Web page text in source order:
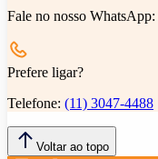
Fale no nosso WhatsApp:
Prefere ligar?
Telefone: (11) 3047-4488
Voltar ao topo